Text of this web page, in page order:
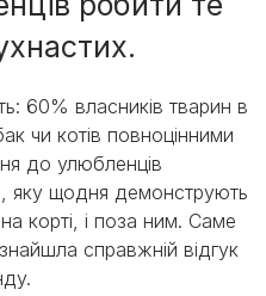
60% власників тварин в
чи котів повноцінними
до улюбленців
яку щодня демонструють
корті, і поза ним. Саме
справжній відгук